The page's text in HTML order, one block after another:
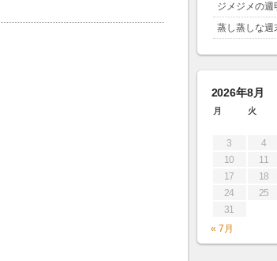
ジメジメの
蒸し蒸しな週
2026年8月
月 火
3
4
10
11
17
18
24
25
31
« 7月